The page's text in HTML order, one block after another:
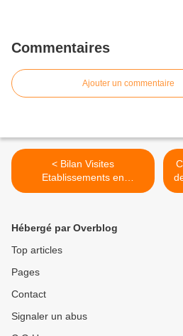
Commentaires
Ajouter un commentaire
< Bilan Visites
Etablissements en
Novembre 2017
Hébergé par Overblog
Top articles
Pages
Contact
Signaler un abus